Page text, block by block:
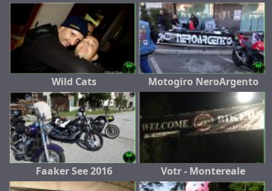
Wild Cats Motogiro NeroArgento
Faaker See 2016 Votr - Montereale